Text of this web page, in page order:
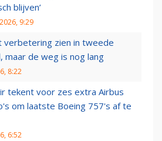
blijven’
9:29
verbetering zien in tweede
maar de weg is nog lang
8:22
tekent voor zes extra Airbus
om laatste Boeing 757's af te
6:52